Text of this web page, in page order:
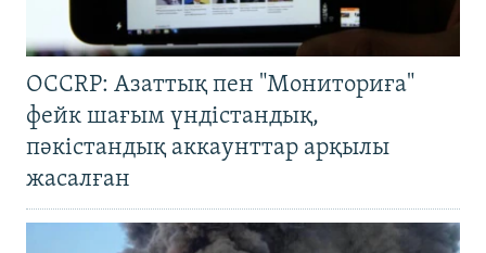
OCCRP: Азаттық пен "Мониториға"
фейк шағым үндістандық,
пәкістандық аккаунттар арқылы
жасалған